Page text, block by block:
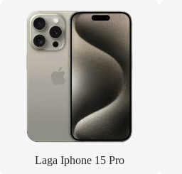
Laga Iphone 15 Pro